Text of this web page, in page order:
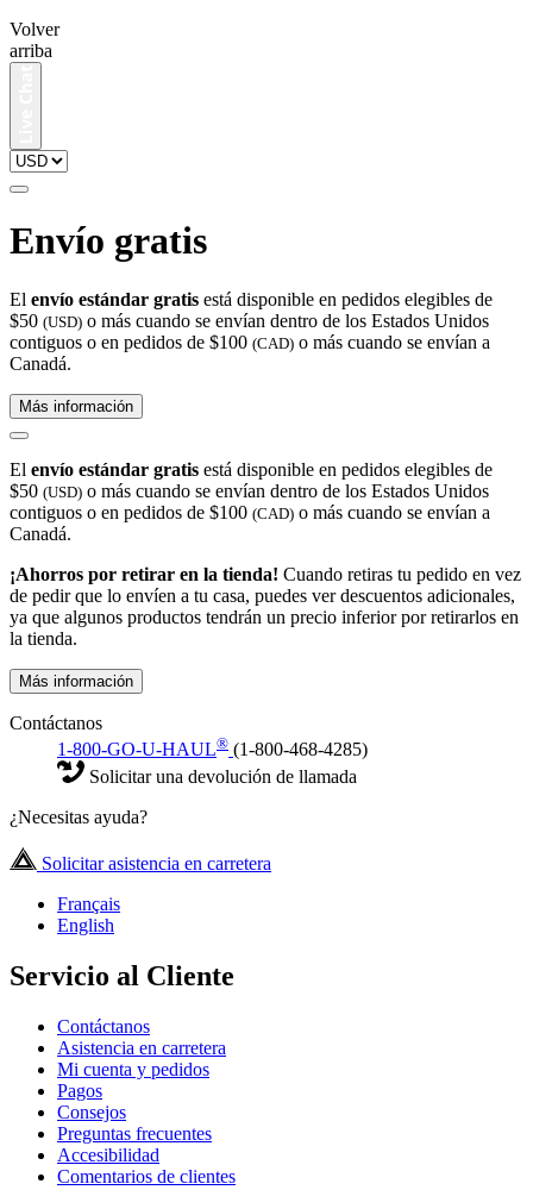
Volver
arriba
Envío gratis
El envío estándar gratis está disponible en pedidos elegibles de
$50 (USD) o más cuando se envían dentro de los Estados Unidos
contiguos o en pedidos de $100 (CAD) o más cuando se envían a
Canadá.
Más información
El envío estándar gratis está disponible en pedidos elegibles de
$50 (USD) o más cuando se envían dentro de los Estados Unidos
contiguos o en pedidos de $100 (CAD) o más cuando se envían a
Canadá.
¡Ahorros por retirar en la tienda! Cuando retiras tu pedido en vez
de pedir que lo envíen a tu casa, puedes ver descuentos adicionales,
ya que algunos productos tendrán un precio inferior por retirarlos en
la tienda.
Más información
Contáctanos
1-800-GO-U-HAUL® (1-800-468-4285)
Solicitar una devolución de llamada
¿Necesitas ayuda?
Solicitar asistencia en carretera
Français
English
Servicio al Cliente
Contáctanos
Asistencia en carretera
Mi cuenta y pedidos
Pagos
Consejos
Preguntas frecuentes
Accesibilidad
Comentarios de clientes